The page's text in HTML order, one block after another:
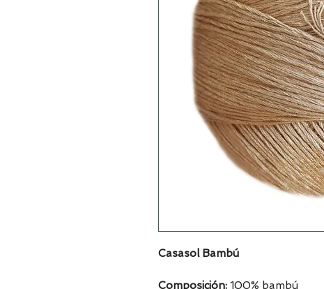
Casasol Bambú
Composición: 100% bambú